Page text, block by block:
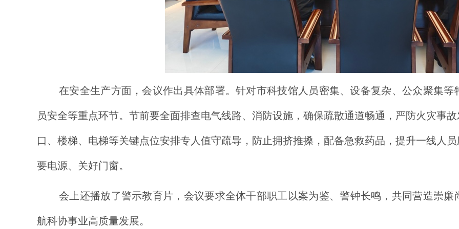
在安全生产方面，会议作出具体部署。针对市科技馆人员密集、设备复杂、公众聚集
员安全等重点环节。节前要全面排查电气线路、消防设施，确保疏散通道畅通，严防火灾事
口、楼梯、电梯等关键点位安排专人值守疏导，防止拥挤推搡，配备急救药品，提升一线人
要电源、关好门窗。
会上还播放了警示教育片， 会议要求全体干部职工以案为鉴、警钟长鸣，共同营造崇
航科协事业高质量发展。